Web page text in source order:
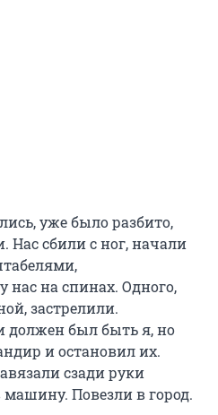
уже было разбито,
Нас сбили с ног, начали
нас на спинах. Одного,
застрелили.
должен был быть я, но
и остановил их.
сзади руки
Повезли в город.